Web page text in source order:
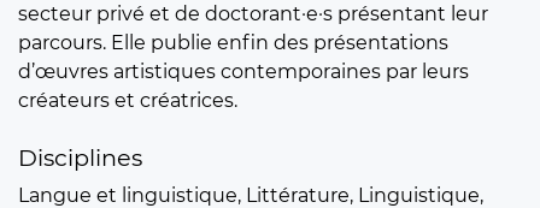
secteur privé et de doctorant·e·s présentant leur
parcours. Elle publie enfin des présentations
d’œuvres artistiques contemporaines par leurs
créateurs et créatrices.
Disciplines
Langue et linguistique, Littérature, Linguistique,